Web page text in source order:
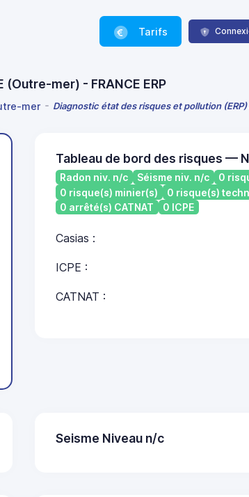
Tarifs
mer) - FRANCE ERP
mer Diagnostic état des risques et pollution (ERP)
Tableau de bord des risques —
Radon niv. n/c Séisme niv. n/c
0
0 risque(s) minier(s)
0 risque(s)
0 arrêté(s) CATNAT
0 ICPE
Casias :
ICPE :
CATNAT :
Seisme Niveau n/c